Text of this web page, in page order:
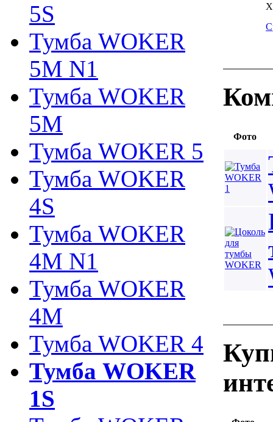
5S
Тумба WOKER
5M N1
Тумба WOKER
5M
Тумба WOKER 5
Тумба WOKER
4S
Тумба WOKER
4M N1
Тумба WOKER
4M
Тумба WOKER 4
Тумба WOKER
1S
Фото